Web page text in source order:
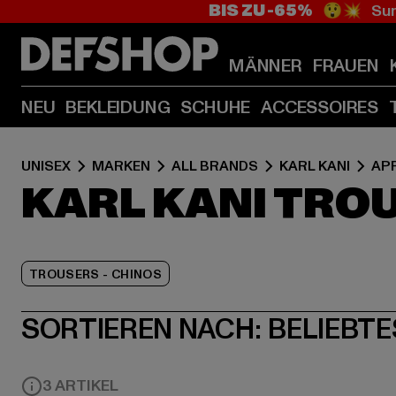
BIS ZU -65% 😲💥
MÄNNER FRAUEN
NEU BEKLEIDUNG SCHUHE ACCESSOIRES
UNISEX MARKEN ALL BRANDS KARL KANI
KARL KANI
TROUSERS - CHINOS
SORTIEREN NACH:
3 ARTIKEL